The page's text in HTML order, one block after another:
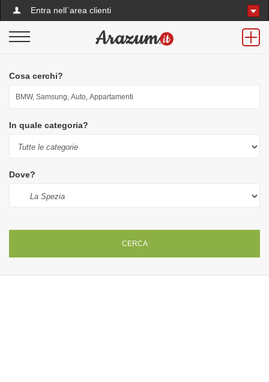
Entra nell`area clienti
Cosa cerchi?
In quale categoria?
Dove?
CERCA